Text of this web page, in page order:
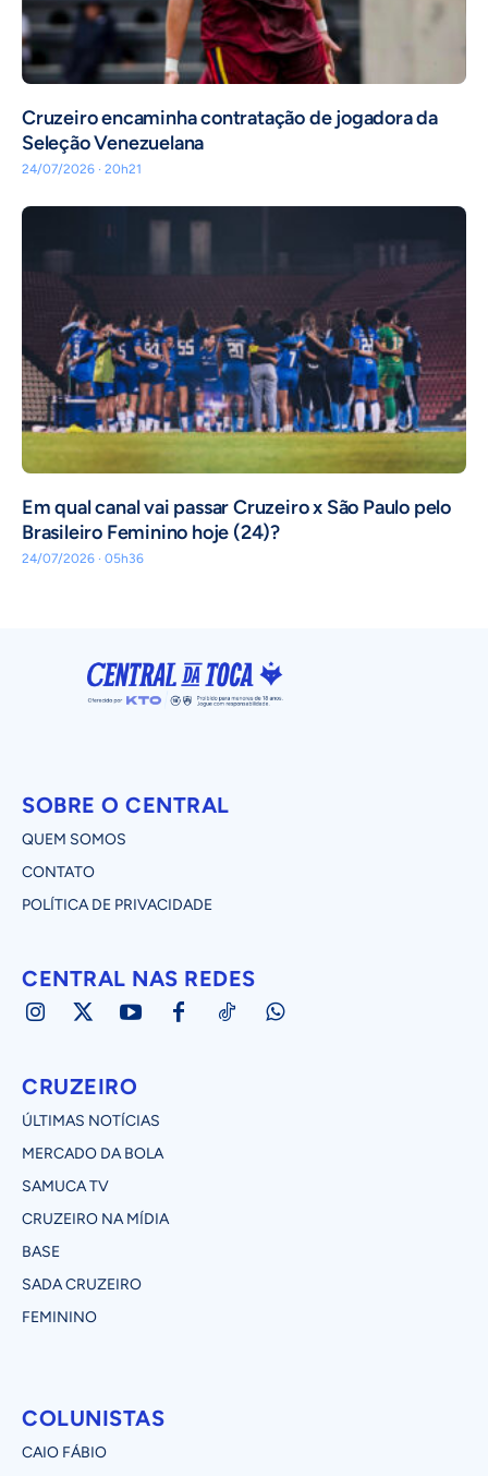
Cruzeiro encaminha contratação de jogadora da
Seleção Venezuelana
24/07/2026 · 20h21
Em qual canal vai passar Cruzeiro x São Paulo pelo
Brasileiro Feminino hoje (24)?
24/07/2026 · 05h36
SOBRE O CENTRAL
QUEM SOMOS
CONTATO
POLÍTICA DE PRIVACIDADE
CENTRAL NAS REDES
CRUZEIRO
ÚLTIMAS NOTÍCIAS
MERCADO DA BOLA
SAMUCA TV
CRUZEIRO NA MÍDIA
BASE
SADA CRUZEIRO
FEMININO
COLUNISTAS
CAIO FÁBIO